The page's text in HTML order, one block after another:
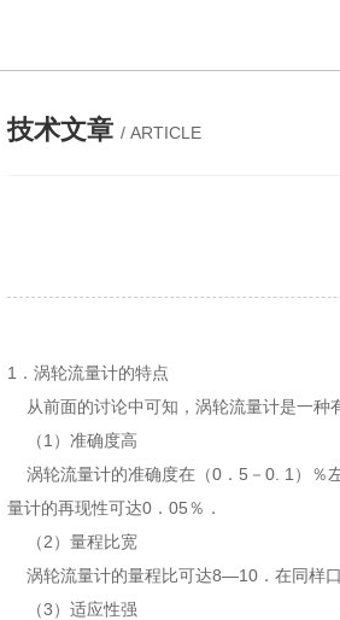
技术文章 / ARTICLE
1．涡轮流量计的特点
从前面的讨论中可知，涡轮流量计是一种
（1）准确度高
涡轮流量计的准确度在（0．5－0. 1）％左
量计的再现性可达0．05％．
（2）量程比宽
涡轮流量计的量程比可达8—10．在同样口
（3）适应性强